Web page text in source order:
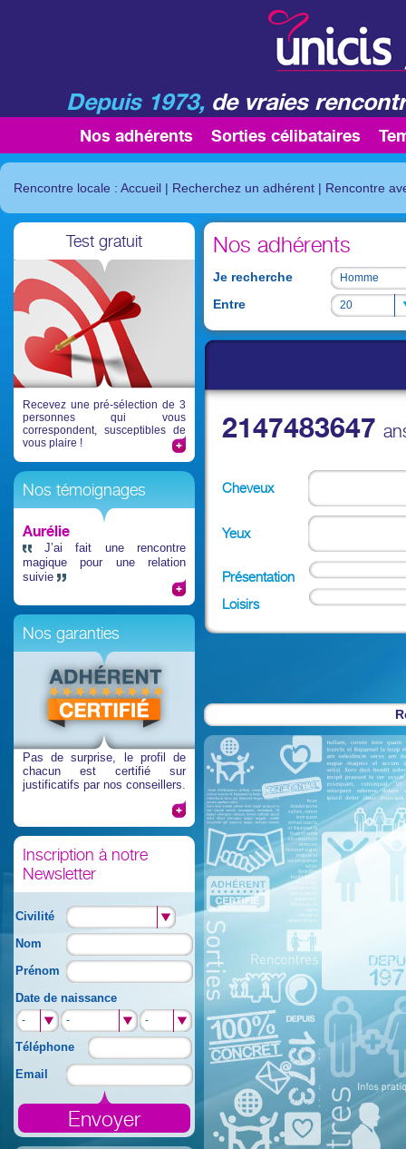
Depuis 1973, de vraies
Nos adhérents Sorties célibataires
Rencontre locale : Accueil | Recherchez un adhérent | Rencontre
Test gratuit
Recevez une pré-sélection de 3
personnes qui vous
correspondent, susceptibles de
vous plaire !
Nos témoignages
Aurélie
J’ai fait une rencontre
magique pour une relation
suivie
Nos garanties
Pas de surprise, le profil de
chacun est certifié sur
justificatifs par nos conseillers.
Inscription à notre
Newsletter
Civilité
Nom
Prénom
Date de naissance
-- -- --
Téléphone
Email
Nos adhérents
Je recherche Homme
Homme
Entre 20
20
2147483647
Cheveux
Yeux
Présentation
Loisirs